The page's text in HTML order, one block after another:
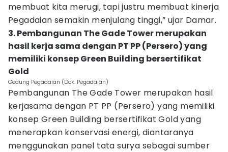
membuat kita merugi, tapi justru membuat kinerja
Pegadaian semakin menjulang tinggi,” ujar Damar.
3. Pembangunan The Gade Tower merupakan
hasil kerja sama dengan PT PP (Persero) yang
memiliki konsep Green Building bersertifikat
Gold
Gedung Pegadaian (Dok. Pegadaian)
Pembangunan The Gade Tower merupakan hasil
kerjasama dengan PT PP (Persero) yang memiliki
konsep Green Building bersertifikat Gold yang
menerapkan konservasi energi, diantaranya
menggunakan panel tata surya sebagai sumber